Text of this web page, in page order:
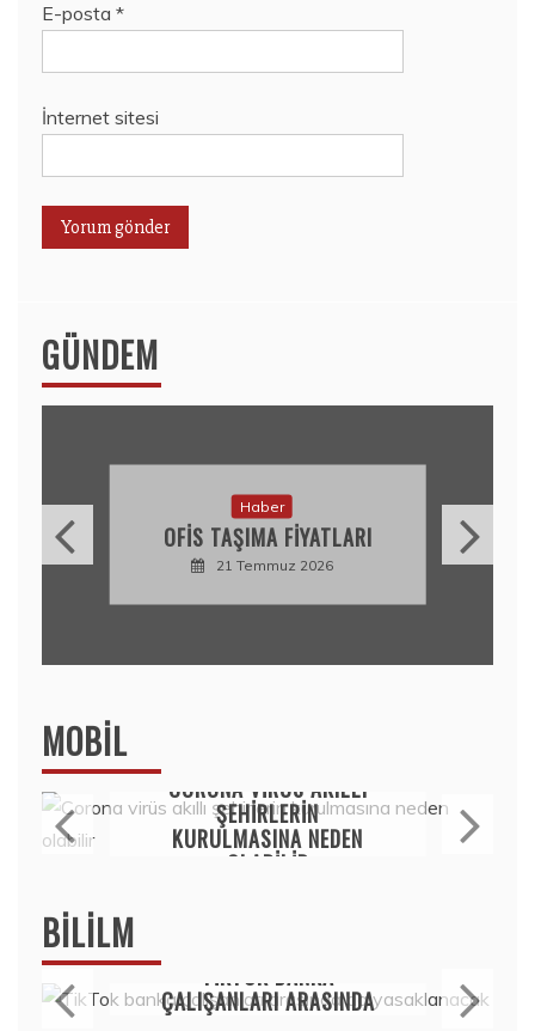
E-posta *
İnternet sitesi
GÜNDEM
BARGELLO 709 HANGI
PARFÜMÜN MUADILI?
KOKU PROFILI
MOBIL
KOLEKSIYONERLER
YAŞADI: ONEPLUS ILK 10
ONEPLUS NORD’U HEDIYE
EDECEK!
BILILM
250 TL ALTI AKILLI
SAATLER